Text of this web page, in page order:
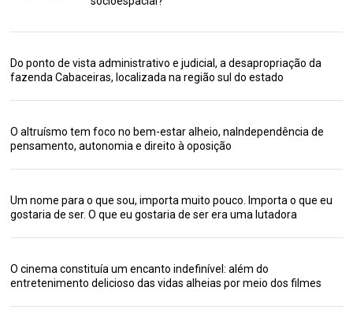
Do ponto de vista administrativo e judicial, a desapropriação da
fazenda Cabaceiras, localizada na região sul do estado
O altruísmo tem foco no bem-estar alheio, naIndependência de
pensamento, autonomia e direito à oposição
Um nome para o que sou, importa muito pouco. Importa o que eu
gostaria de ser. O que eu gostaria de ser era uma lutadora
O cinema constituía um encanto indefinível: além do
entretenimento delicioso das vidas alheias por meio dos filmes